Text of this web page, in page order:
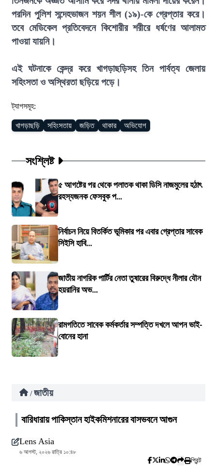
পরদিন পুলিশ সন্দেহভাজন শয়ন শীল (১৯)-কে গ্রেপ্তার করে।
তবে মেডিকেল প্রতিবেদনে কিশোরীর শরীরে ধর্ষণের আলামত
পাওয়া যায়নি।
এই ঘটনাকে কেন্দ্র করে খাগড়াছড়িসহ তিন পার্বত্য জেলায়
সহিংসতা ও অস্থিরতা ছড়িয়ে পড়ে।
ট্যাগসমূহ:
খাগড়াছড়ি সহিংসতায় জড়িত থাকার অভিযোগ
সংশ্লিষ্ট
৫ আগষ্টের পর থেকে পলাতক থাকা ডিসি নাজমুলের হঠাৎ
রহস্যজনক ফেসবুক প...
নির্বাচন নিয়ে বিতর্কিত ভূমিকার পর এবার গ্রেপ্তার সাবেক
সিইসি হাবি...
জাতীয় নাগরিক পার্টির নেতা তুষারের বিরুদ্ধে নীলার যৌন
হয়রানির অভ...
রামগতিতে সাবেক কর্মকর্তার সম্পত্তি দখলে আপন ভাই-
বোনের হানা
/ জাতীয়
বারিধারায় পাকিস্তান হাইকমিশনারের বাসভবনে আগুন
Lens Asia
৬ আগস্ট, ২০২৬ রাত্রি ১০:৪৮
প্রিন্ট